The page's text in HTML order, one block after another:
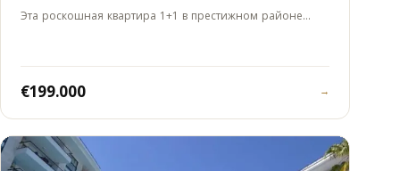
Эта роскошная квартира 1+1 в престижном районе…
€199.000 →